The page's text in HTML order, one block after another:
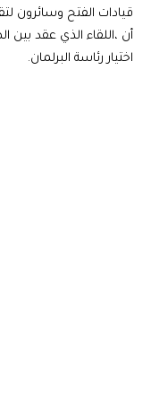
قيادات الفتح وسائرون
أن ،اللقاء الذي عقد
اختيار رئاسة البرلمان.